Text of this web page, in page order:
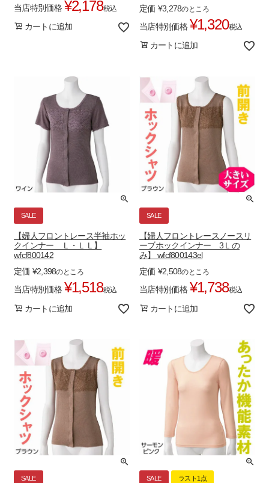
当店特別価格 ¥2,178税込
カートに追加
定価 ¥3,278のところ
当店特別価格 ¥1,320税込
カートに追加
SALE
【婦人フロントレース半袖ホッ
クインナー Ｌ・ＬＬ】
wfcf800142
定価 ¥2,398のところ
当店特別価格 ¥1,518税込
カートに追加
SALE
【婦人フロントレースノースリ
ーブホックインナー 3Ｌの
み】 wfcf800143el
定価 ¥2,508のところ
当店特別価格 ¥1,738税込
カートに追加
SALE SALE ラスト1点